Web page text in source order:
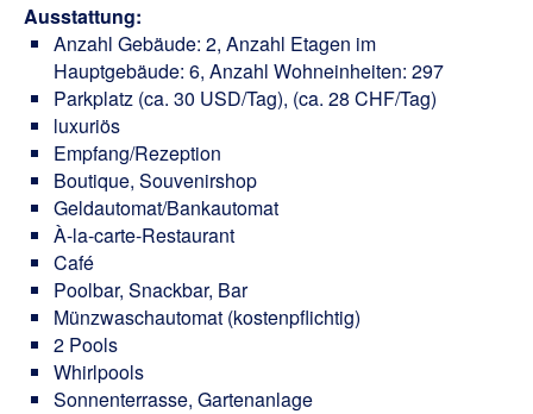
Ausstattung:
Anzahl Gebäude: 2, Anzahl Etagen im
Hauptgebäude: 6, Anzahl Wohneinheiten: 297
Parkplatz (ca. 30 USD/Tag), (ca. 28 CHF/Tag)
luxuriös
Empfang/Rezeption
Boutique, Souvenirshop
Geldautomat/Bankautomat
À-la-carte-Restaurant
Café
Poolbar, Snackbar, Bar
Münzwaschautomat (kostenpflichtig)
2 Pools
Whirlpools
Sonnenterrasse, Gartenanlage